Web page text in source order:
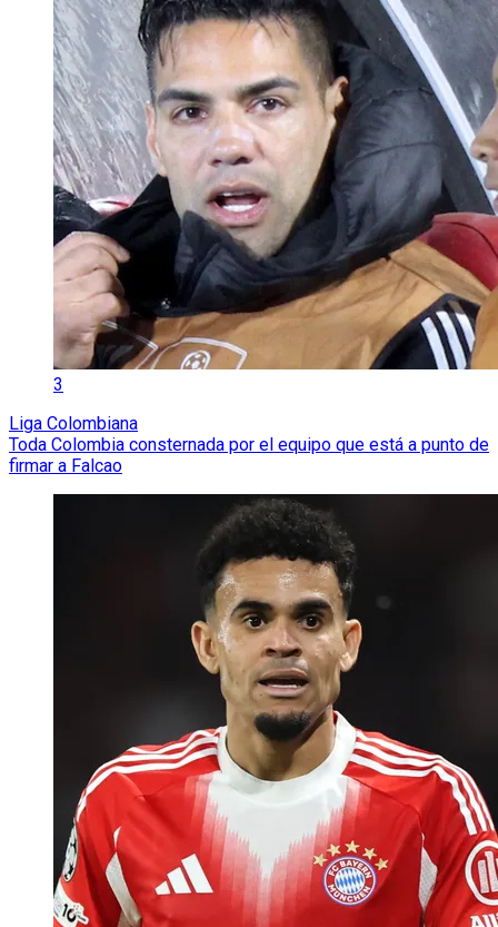
3
Liga Colombiana
Toda Colombia consternada por el equipo que está a punto de
firmar a Falcao